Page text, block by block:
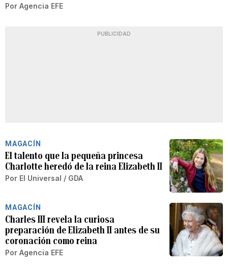
Por Agencia EFE
PUBLICIDAD
MAGACÍN
El talento que la pequeña princesa
Charlotte heredó de la reina Elizabeth II
Por El Universal / GDA
MAGACÍN
Charles III revela la curiosa
preparación de Elizabeth II antes de su
coronación como reina
Por Agencia EFE